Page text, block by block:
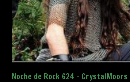
Noche de Rock 624 – CrystalMoors